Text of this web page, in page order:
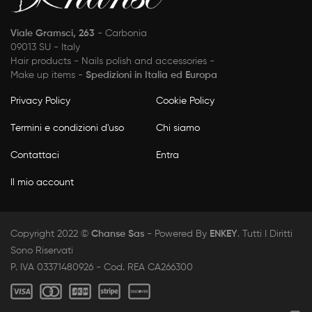
Viale Gramsci, 263 - Carbonia
09013 SU - Italy
Hair products - Nails polish and accessories -
Make up items - Spedizioni in Italia ed Europa
Privacy Policy Cookie Policy
Termini e condizioni d'uso Chi siamo
Contattaci Entra
Il mio account
Copyright 2022 © Chanse Sas - Powered By ENKEY. Tutti I Diritti
Sono Riservati
P. IVA 03371480926 - Cod. REA CA266300